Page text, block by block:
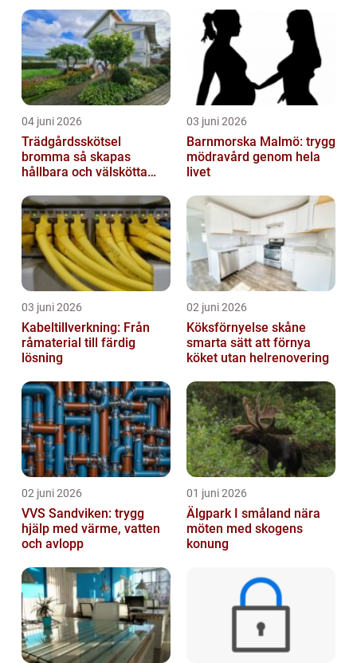
04 juni 2026
Trädgårdsskötsel
bromma så skapas
hållbara och välskötta
03 juni 2026
Barnmorska Malmö: trygg
mödravård genom hela
livet
03 juni 2026
Kabeltillverkning: Från
råmaterial till färdig
lösning
02 juni 2026
Köksförnyelse skåne
smarta sätt att förnya
köket utan helrenovering
02 juni 2026
VVS Sandviken: trygg
hjälp med värme, vatten
och avlopp
01 juni 2026
Älgpark I småland nära
möten med skogens
konung